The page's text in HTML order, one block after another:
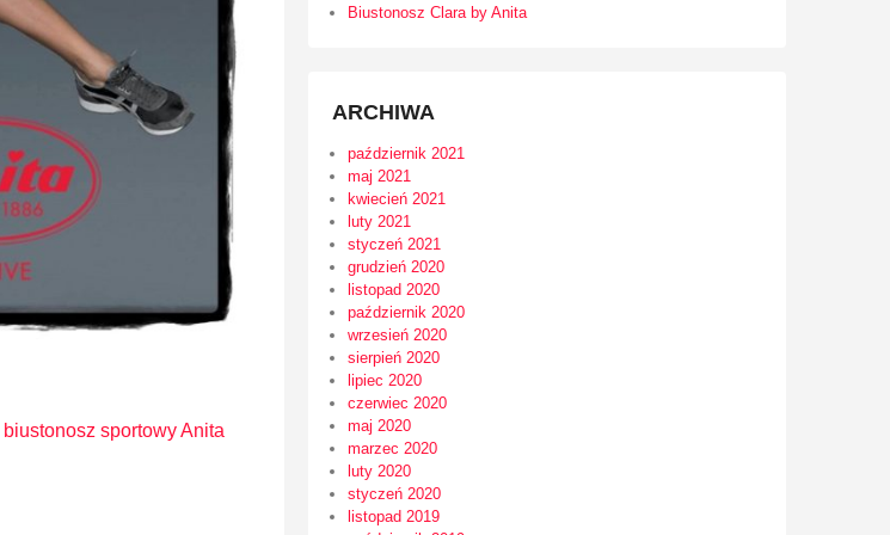
biustonosz sportowy Anita
Biustonosz Clara by Anita
ARCHIWA
październik 2021
maj 2021
kwiecień 2021
luty 2021
styczeń 2021
grudzień 2020
listopad 2020
październik 2020
wrzesień 2020
sierpień 2020
lipiec 2020
czerwiec 2020
maj 2020
marzec 2020
luty 2020
styczeń 2020
listopad 2019